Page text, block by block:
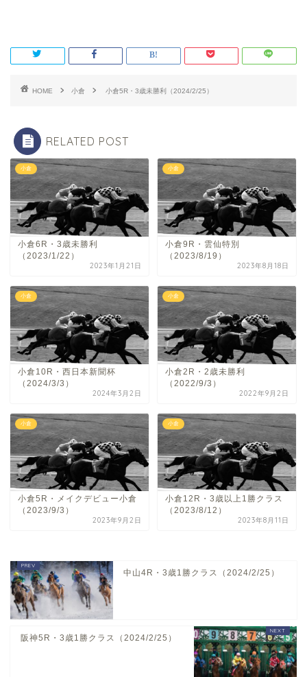
HOME 小倉 小倉5R・3歳未勝利（2024/2/25）
RELATED POST
小倉
小倉6R・3歳未勝利
（2023/1/22）
2023年1月21日
小倉
小倉9R・雲仙特別
（2023/8/19）
2023年8月18日
小倉
小倉10R・西日本新聞杯
（2024/3/3）
2024年3月2日
小倉
小倉2R・2歳未勝利
（2022/9/3）
2022年9月2日
小倉
小倉5R・メイクデビュー小倉
（2023/9/3）
2023年9月2日
小倉
小倉12R・3歳以上1勝クラス
（2023/8/12）
2023年8月11日
中山4R・3歳1勝クラス（2024/2/25）
阪神5R・3歳1勝クラス（2024/2/25）